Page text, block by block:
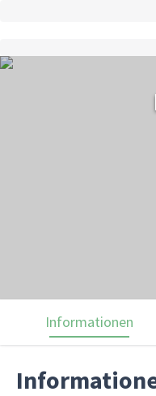
Informationen